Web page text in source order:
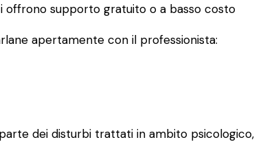
offrono supporto gratuito o a basso costo
apertamente con il professionista:
dei disturbi trattati in ambito psicologico,